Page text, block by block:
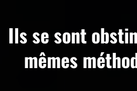
Ils se sont
mêmes